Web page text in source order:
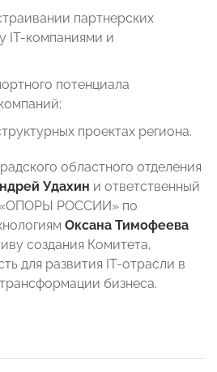
партнерских
IT-компаниями и
потенциала
проектах региона.
областного отделения
Удахин и ответственный
«ОПОРЫ РОССИИ» по
Оксана Тимофеева
создания Комитета,
для развития IT-отрасли в
бизнеса.